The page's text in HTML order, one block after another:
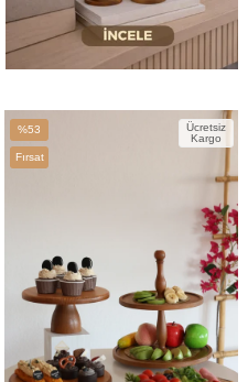
%53
İndirim
Fırsat
Ücretsiz
Kargo